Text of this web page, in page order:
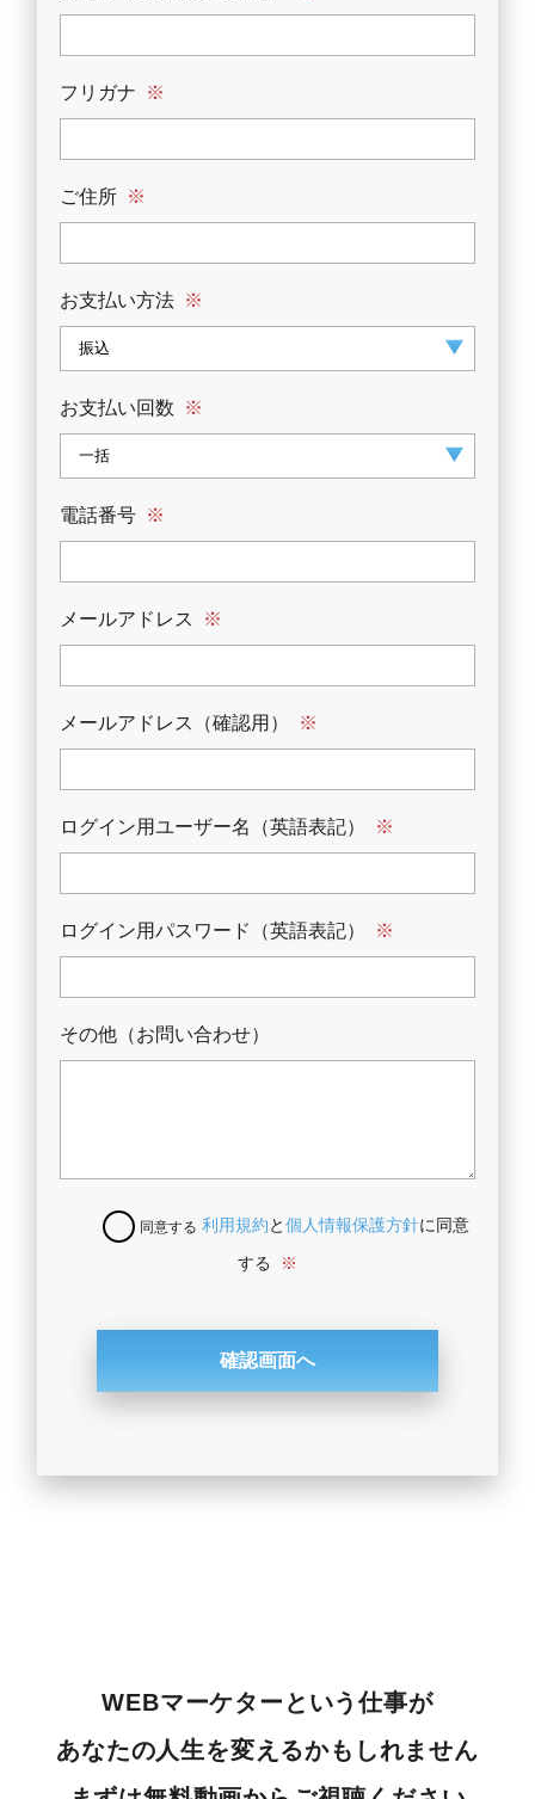
フリガナ ※
ご住所 ※
お支払い方法 ※
お支払い回数 ※
電話番号 ※
メールアドレス ※
メールアドレス（確認用） ※
ログイン用ユーザー名（英語表記） ※
ログイン用パスワード（英語表記） ※
その他（お問い合わせ）
同意する 利用規約と個人情報保護方針に同意
する
※
WEBマーケターという仕事が
あなたの人生を変えるかもしれません